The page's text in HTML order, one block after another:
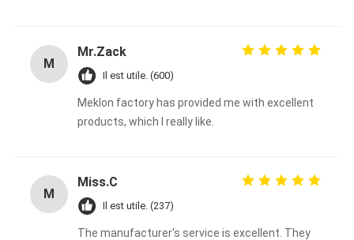
coverage is also very good, and when repairing
used cars, it is usually possible to cover the
base color with just one spray, saving material
and time costs. Our customers are also very
satisfied with the final result, which greatly
M
Mr.Zack
Il est utile. (600)
Meklon factory has provided me with excellent
products, which I really like.
M
Miss.C
Il est utile. (237)
The manufacturer's service is excellent. They